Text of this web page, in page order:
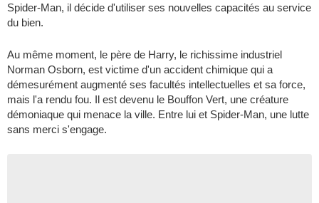
Spider-Man, il décide d'utiliser ses nouvelles capacités au service
du bien.
Au même moment, le père de Harry, le richissime industriel
Norman Osborn, est victime d'un accident chimique qui a
démesurément augmenté ses facultés intellectuelles et sa force,
mais l'a rendu fou. Il est devenu le Bouffon Vert, une créature
démoniaque qui menace la ville. Entre lui et Spider-Man, une lutte
sans merci s'engage.